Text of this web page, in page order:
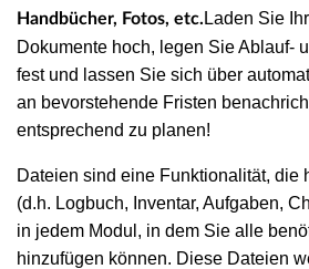
Handbücher, Fotos, etc. Laden Sie
Dokumente hoch, legen Sie Ablauf-
fest und lassen Sie sich über
an bevorstehende Fristen
entsprechend zu planen!
Dateien sind eine Funktionalität, die
(d.h. Logbuch, Inventar, Aufgaben,
in jedem Modul, in dem Sie alle
hinzufügen können. Diese Dateien